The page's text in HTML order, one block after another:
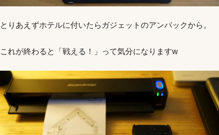
とりあえずホテルに付いたらガジェットのアンパックから。
これが終わると「戦える！」って気分になりますw